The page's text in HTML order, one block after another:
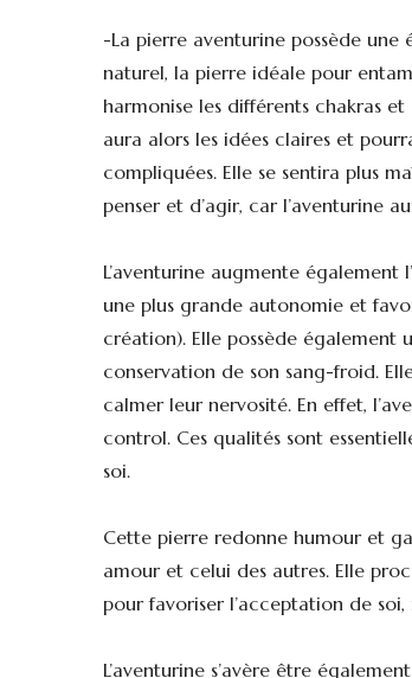
-La pierre aventurine possède
naturel, la pierre idéale pour
harmonise les différents chakras
aura alors les idées claires et
compliquées. Elle se sentira plus
penser et d’agir, car l’aventurine
L’aventurine augmente
une plus grande autonomie et
création). Elle possède
conservation de son sang-froid.
calmer leur nervosité. En effet,
control. Ces qualités sont
soi.
Cette pierre redonne humour et
amour et celui des autres. Elle
pour favoriser l’acceptation de soi,
L’aventurine s’avère être